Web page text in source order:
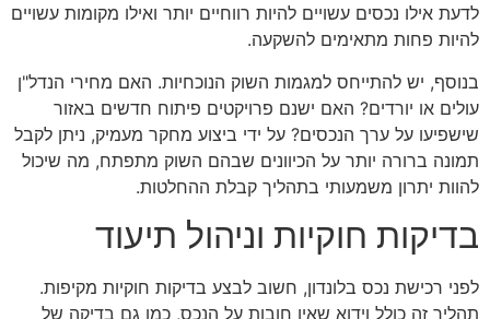
לדעת אילו נכסים עשויים להיות רווחיים יותר ואילו מקומות עשויים
להיות פחות מתאימים להשקעה.
בנוסף, יש להתייחס למגמות השוק הנוכחיות. האם מחירי הנדל"ן
עולים או יורדים? האם ישנם פרויקטים פיתוח חדשים באזור
שישפיעו על ערך הנכסים? על ידי ביצוע מחקר מעמיק, ניתן לקבל
תמונה ברורה יותר על הכיוונים שבהם השוק מתפתח, מה שיכול
להוות יתרון משמעותי בתהליך קבלת ההחלטות.
בדיקות חוקיות וניהול תיעוד
לפני רכישת נכס בלונדון, חשוב לבצע בדיקות חוקיות מקיפות.
תהליך זה כולל וידוא שאין חובות על הנכס, כמו גם בדיקה של